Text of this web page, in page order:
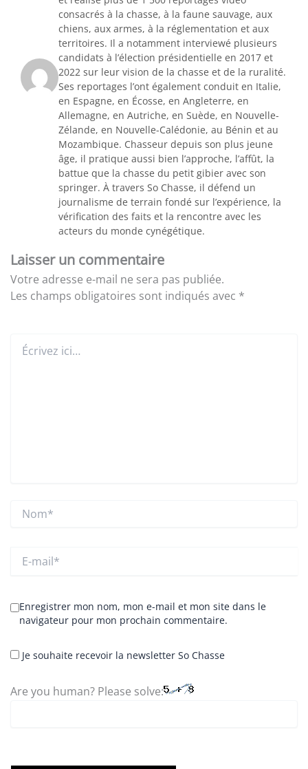
consacrés à la chasse, à la faune sauvage, aux
chiens, aux armes, à la réglementation et aux
territoires. Il a notamment interviewé plusieurs
candidats à l’élection présidentielle en 2017 et
2022 sur leur vision de la chasse et de la ruralité.
Ses reportages l’ont également conduit en Italie,
en Espagne, en Écosse, en Angleterre, en
Allemagne, en Autriche, en Suède, en Nouvelle-
Zélande, en Nouvelle-Calédonie, au Bénin et au
Mozambique. Chasseur depuis son plus jeune
âge, il pratique aussi bien l’approche, l’affût, la
battue que la chasse du petit gibier avec son
springer. À travers So Chasse, il défend un
journalisme de terrain fondé sur l’expérience, la
vérification des faits et la rencontre avec les
acteurs du monde cynégétique.
Laisser un commentaire
Votre adresse e-mail ne sera pas publiée.
Les champs obligatoires sont indiqués avec *
ici…
mail*
Enregistrer mon nom, mon e-mail et mon site dans le
navigateur pour mon prochain commentaire.
Je souhaite recevoir la newsletter So Chasse
Are you human? Please solve: